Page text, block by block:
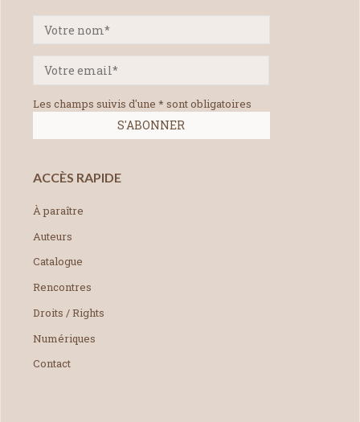
Les champs suivis d'une * sont obligatoires
ACCÈS RAPIDE
À paraître
Auteurs
Catalogue
Rencontres
Droits / Rights
Numériques
Contact